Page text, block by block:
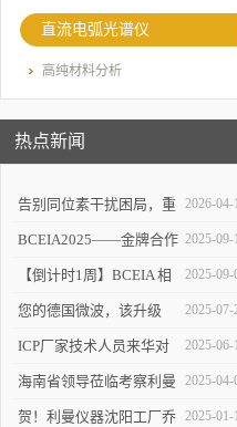
直流电弧光谱仪
高纯材料分析
热点新闻
告别同位素干扰困局，重
塑 ICP-MS 分析新境界！
2026-04-
BCEIA2025——金牌合作
伙伴的见证
2025-09-
【倒计时1周】BCEIA 相
约利曼 不见不散 9.10-12
2025-09-
您的德国微波，该升级
了！
2025-07-
ICP厂家技术人员来华对
利曼进行培训
2025-06-
海南省领导莅临考察利曼
仪器沈阳工厂
2025-04-
贺！利曼仪器沈阳工厂乔 2025-01-